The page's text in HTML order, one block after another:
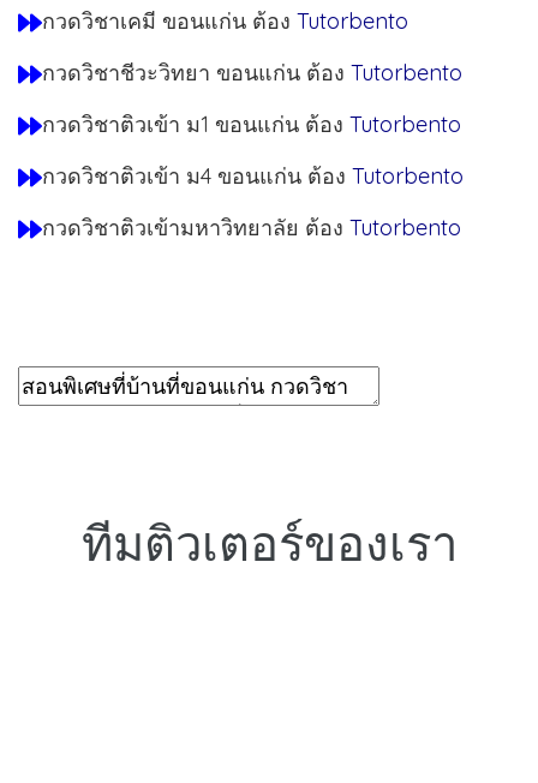
กวดวิชาเคมี ขอนแก่น ต้อง Tutorbento
กวดวิชาชีวะวิทยา ขอนแก่น ต้อง Tutorbento
กวดวิชาติวเข้า ม1 ขอนแก่น ต้อง Tutorbento
กวดวิชาติวเข้า ม4 ขอนแก่น ต้อง Tutorbento
กวดวิชาติวเข้ามหาวิทยาลัย ต้อง Tutorbento
ทีมติวเตอร์ของเรา